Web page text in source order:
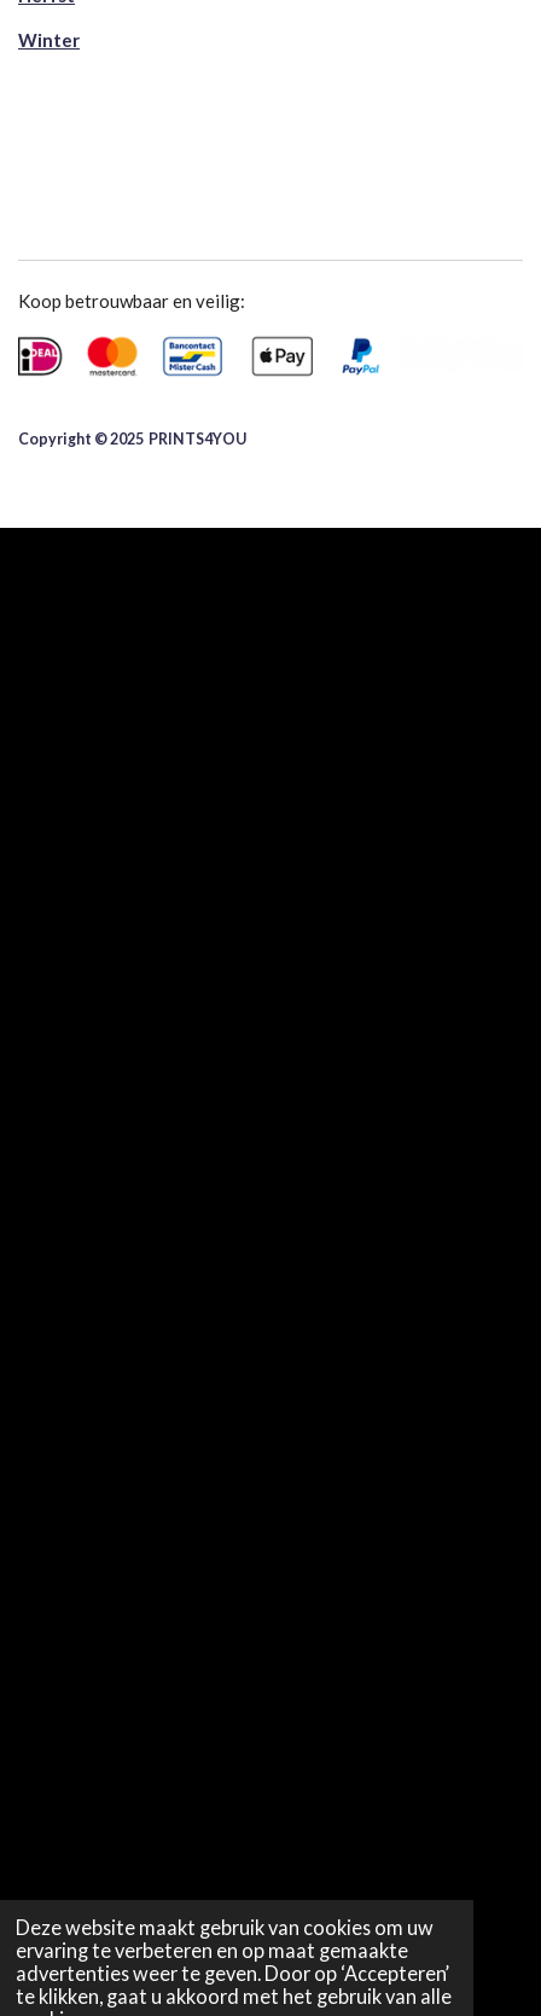
Deze website maakt gebruik van cookies om uw
ervaring te verbeteren en op maat gemaakte
advertenties weer te geven. Door op ‘Accepteren’
te klikken, gaat u akkoord met het gebruik van alle
Winter
Koop betrouwbaar en veilig:
Copyright © 2025 ​PRINTS4YOU